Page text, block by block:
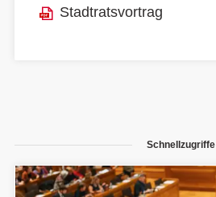
Stadtratsvortrag
Schnellzugriffe